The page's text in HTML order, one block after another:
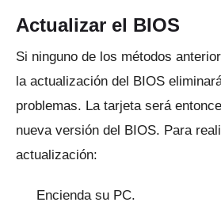
Actualizar el BIOS
Si ninguno de los métodos
la actualización del BIOS
problemas. La tarjeta será
nueva versión del BIOS. Para
actualización:
Encienda su PC.